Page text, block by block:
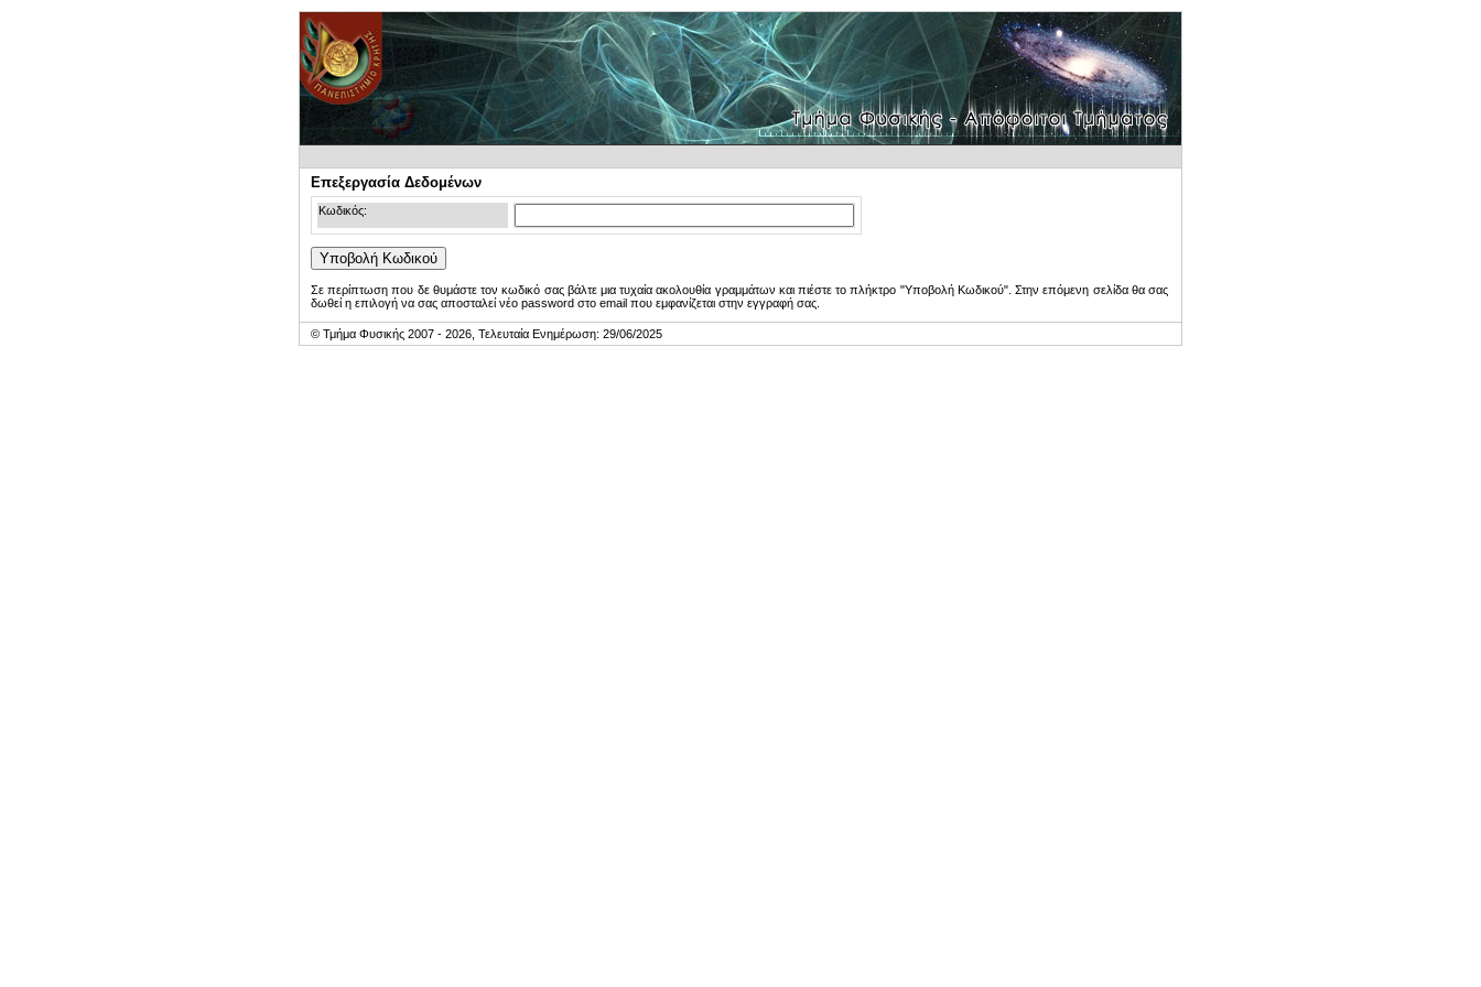
Επεξεργασία Δεδομένων
Κωδικός:
Σε περίπτωση που δε θυμάστε τον κωδικό σας βάλτε μια τυχαία ακολουθία γραμμάτων και πιέστε το πλήκτρο "Υποβολή Κωδικού". Στην επόμενη σελίδα θα σας
δωθεί η επιλογή να σας αποσταλεί νέο password στο email που εμφανίζεται στην εγγραφή σας.
© Τμήμα Φυσικής 2007 - 2026, Τελευταία Ενημέρωση: 29/06/2025